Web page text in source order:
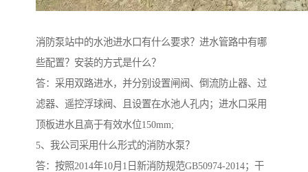
消防泵站中的水池进水口有什么要求？进水管路中有哪
些配置？安装的方式是什么？
答：采用双路进水，并分别设置闸阀、倒流防止器、过
滤器、遥控浮球阀、且设置在水池人孔内；进水口采用
顶板进水且高于有效水位150mm;
5、我公司采用什么形式的消防水泵？
答：按照2014年10月1日新消防规范GB50974-2014；干